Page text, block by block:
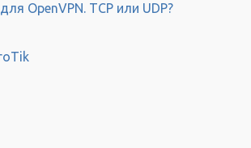
OpenVPN. TCP или UDP?